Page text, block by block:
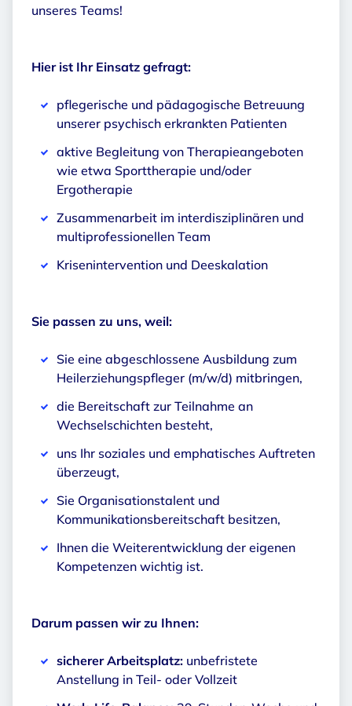
unseres Teams!
Hier ist Ihr Einsatz gefragt:
pflegerische und pädagogische Betreuung
unserer psychisch erkrankten Patienten
aktive Begleitung von Therapieangeboten
wie etwa Sporttherapie und/oder
Ergotherapie
Zusammenarbeit im interdisziplinären und
multiprofessionellen Team
Krisenintervention und Deeskalation
Sie passen zu uns, weil:
Sie eine abgeschlossene Ausbildung zum
Heilerziehungspfleger (m/w/d) mitbringen,
die Bereitschaft zur Teilnahme an
Wechselschichten besteht,
uns Ihr soziales und emphatisches Auftreten
überzeugt,
Sie Organisationstalent und
Kommunikationsbereitschaft besitzen,
Ihnen die Weiterentwicklung der eigenen
Kompetenzen wichtig ist.
Darum passen wir zu Ihnen:
sicherer Arbeitsplatz: unbefristete
Anstellung in Teil- oder Vollzeit